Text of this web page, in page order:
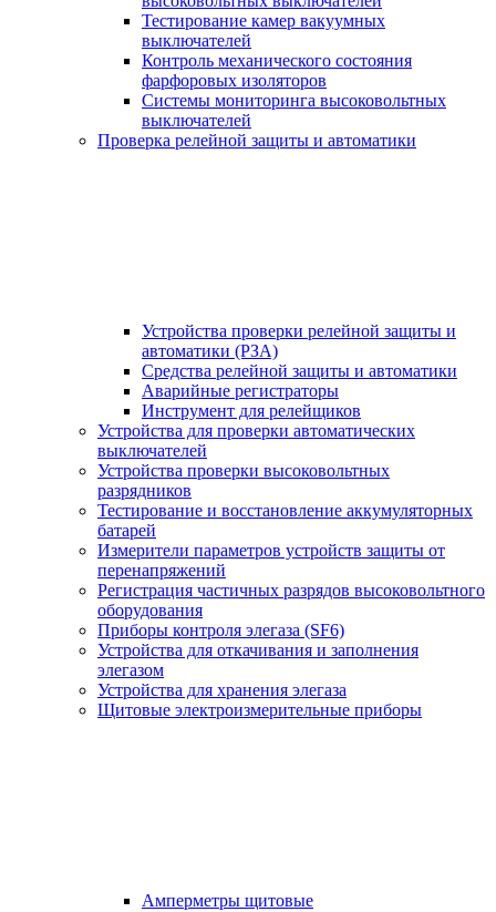
Тестирование камер вакуумных
выключателей
Контроль механического состояния
фарфоровых изоляторов
Системы мониторинга высоковольтных
выключателей
Проверка релейной защиты и автоматики
Устройства проверки релейной защиты и
автоматики (РЗА)
Средства релейной защиты и автоматики
Аварийные регистраторы
Инструмент для релейщиков
Устройства для проверки автоматических
выключателей
Устройства проверки высоковольтных
разрядников
Тестирование и восстановление аккумуляторных
батарей
Измерители параметров устройств защиты от
перенапряжений
Регистрация частичных разрядов высоковольтного
оборудования
Приборы контроля элегаза (SF6)
Устройства для откачивания и заполнения
элегазом
Устройства для хранения элегаза
Щитовые электроизмерительные приборы
Амперметры щитовые